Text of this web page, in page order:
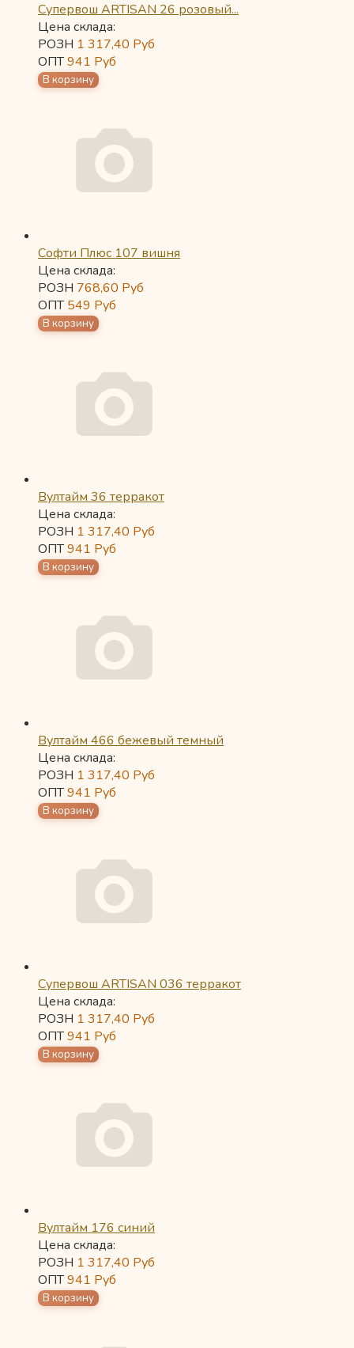
Супервош ARTISAN 26 розовый...
Цена склада:
РОЗН 1 317,40 Руб
ОПТ941 Руб
Софти Плюс 107 вишня
Цена склада:
РОЗН 768,60 Руб
ОПТ549 Руб
Вултайм 36 терракот
Цена склада:
РОЗН 1 317,40 Руб
ОПТ941 Руб
Вултайм 466 бежевый темный
Цена склада:
РОЗН 1 317,40 Руб
ОПТ941 Руб
Супервош ARTISAN 036 терракот
Цена склада:
РОЗН 1 317,40 Руб
ОПТ941 Руб
Вултайм 176 синий
Цена склада:
РОЗН 1 317,40 Руб
ОПТ941 Руб